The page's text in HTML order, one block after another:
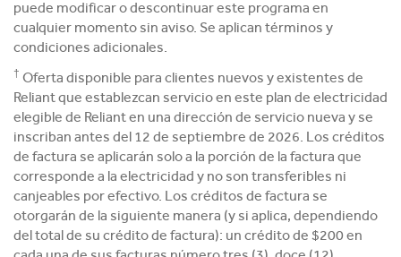
puede modificar o descontinuar este programa en
cualquier momento sin aviso. Se aplican términos y
condiciones adicionales.
† Oferta disponible para clientes nuevos y existentes de
Reliant que establezcan servicio en este plan de electricidad
elegible de Reliant en una dirección de servicio nueva y se
inscriban antes del 12 de septiembre de 2026. Los créditos
de factura se aplicarán solo a la porción de la factura que
corresponde a la electricidad y no son transferibles ni
canjeables por efectivo. Los créditos de factura se
otorgarán de la siguiente manera (y si aplica, dependiendo
del total de su crédito de factura): un crédito de $200 en